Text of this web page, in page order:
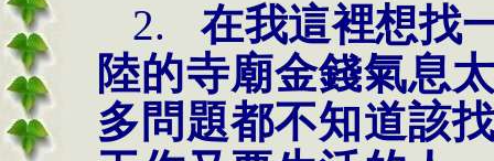
2.
在我這裡想找
陸的寺廟金錢氣息
多問題都不知道該